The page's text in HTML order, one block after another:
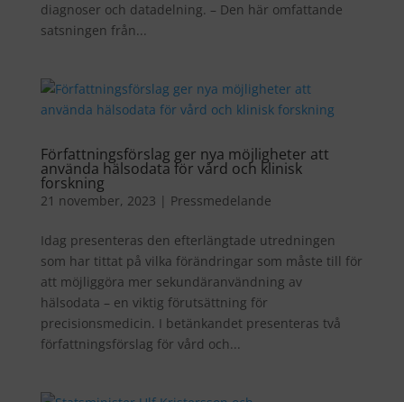
diagnoser och datadelning. – Den här omfattande
satsningen från...
Författningsförslag ger nya möjligheter att
använda hälsodata för vård och klinisk
forskning
21 november, 2023 | Pressmedelande
Idag presenteras den efterlängtade utredningen
som har tittat på vilka förändringar som måste till för
att möjliggöra mer sekundäranvändning av
hälsodata – en viktig förutsättning för
precisionsmedicin. I betänkandet presenteras två
författningsförslag för vård och...